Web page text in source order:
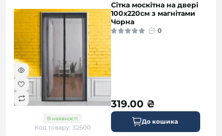
В наявності
Код товару: 32600
Сітка москітна на двері
100х220см з магнітами
Чорна
0
319.00 ₴
До кошика